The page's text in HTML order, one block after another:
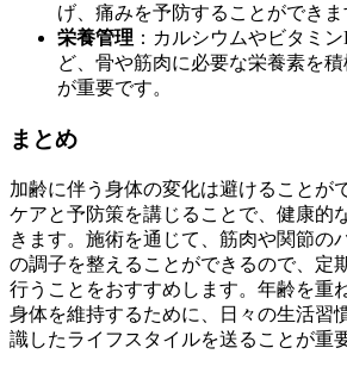
げ、痛みを予防することができま
栄養管理 ：カルシウムやビタミ
ど、骨や筋肉に必要な栄養素を
が重要です。
まとめ
加齢に伴う身体の変化は避けることが
ケアと予防策を講じることで、健康的
きます。施術を通じて、筋肉や関節の
の調子を整えることができるので、定
行うことをおすすめします。年齢を重
身体を維持するために、日々の生活習
識したライフスタイルを送ることが重